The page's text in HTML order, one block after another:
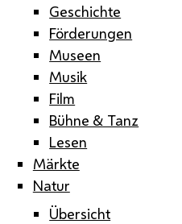
Geschichte
Förderungen
Museen
Musik
Film
Bühne & Tanz
Lesen
Märkte
Natur
Übersicht